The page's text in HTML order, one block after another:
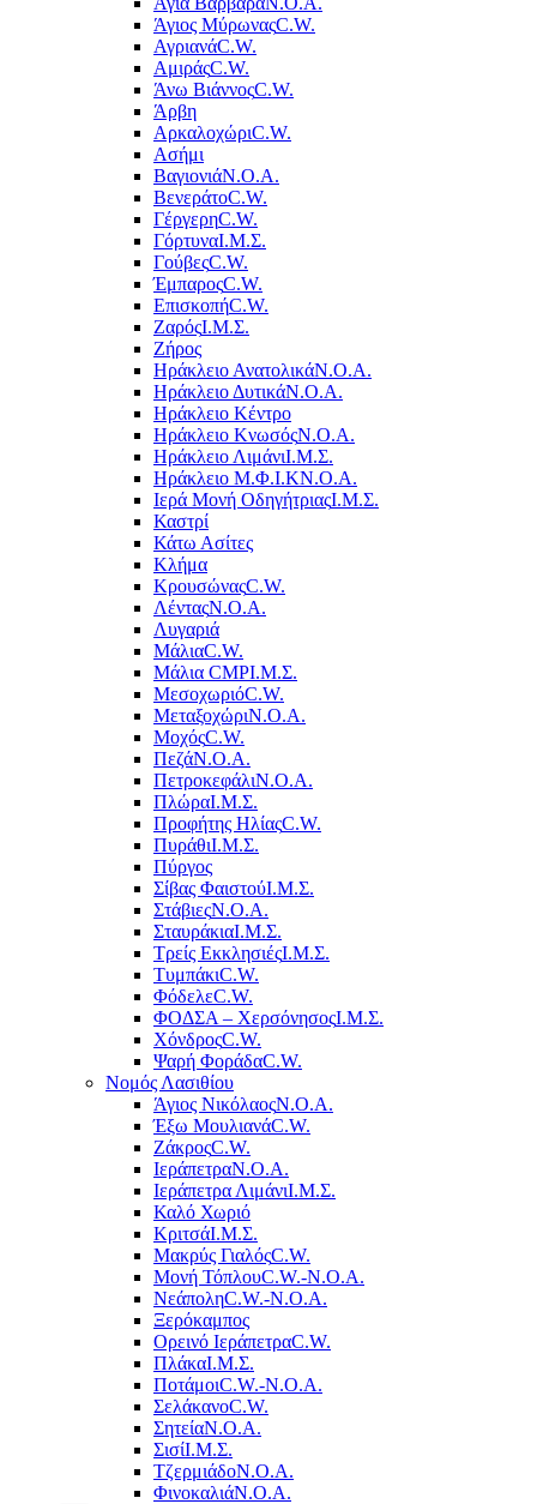
Άγιος ΜύρωναςC.W.
ΑγριανάC.W.
ΑμιράςC.W.
Άνω ΒιάννοςC.W.
Άρβη
ΑρκαλοχώριC.W.
Ασήμι
ΒαγιονιάΝ.Ο.Α.
ΒενεράτοC.W.
ΓέργερηC.W.
ΓόρτυναΙ.Μ.Σ.
ΓούβεςC.W.
ΈμπαροςC.W.
ΕπισκοπήC.W.
ΖαρόςΙ.Μ.Σ.
Ζήρος
Ηράκλειο ΑνατολικάΝ.Ο.Α.
Ηράκλειο ΔυτικάΝ.Ο.Α.
Ηράκλειο Κέντρο
Ηράκλειο ΚνωσόςΝ.Ο.Α.
Ηράκλειο ΛιμάνιΙ.Μ.Σ.
Ηράκλειο Μ.Φ.Ι.ΚΝ.Ο.Α.
Ιερά Μονή ΟδηγήτριαςΙ.Μ.Σ.
Καστρί
Κάτω Ασίτες
Κλήμα
ΚρουσώναςC.W.
ΛένταςΝ.Ο.Α.
Λυγαριά
ΜάλιαC.W.
Μάλια CMPΙ.Μ.Σ.
ΜεσοχωριόC.W.
ΜεταξοχώριΝ.Ο.Α.
ΜοχόςC.W.
ΠεζάΝ.Ο.Α.
ΠετροκεφάλιΝ.Ο.Α.
ΠλώραΙ.Μ.Σ.
Προφήτης ΗλίαςC.W.
ΠυράθιΙ.Μ.Σ.
Πύργος
Σίβας ΦαιστούΙ.Μ.Σ.
ΣτάβιεςΝ.Ο.Α.
ΣταυράκιαΙ.Μ.Σ.
Τρείς ΕκκλησιέςΙ.Μ.Σ.
ΤυμπάκιC.W.
ΦόδελεC.W.
ΦΟΔΣΑ – ΧερσόνησοςΙ.Μ.Σ.
ΧόνδροςC.W.
Ψαρή ΦοράδαC.W.
Νομός Λασιθίου
Άγιος ΝικόλαοςΝ.Ο.Α.
Έξω ΜουλιανάC.W.
ΖάκροςC.W.
ΙεράπετραΝ.Ο.Α.
Ιεράπετρα ΛιμάνιΙ.Μ.Σ.
Καλό Χωριό
ΚριτσάΙ.Μ.Σ.
Μακρύς ΓιαλόςC.W.
Μονή ΤόπλουC.W.-Ν.Ο.Α.
ΝεάποληC.W.-Ν.Ο.Α.
Ξερόκαμπος
Ορεινό ΙεράπετραC.W.
ΠλάκαΙ.Μ.Σ.
ΠοτάμοιC.W.-Ν.Ο.Α.
ΣελάκανοC.W.
ΣητείαΝ.Ο.Α.
ΣισίΙ.Μ.Σ.
ΤζερμιάδοΝ.Ο.Α.
ΦινοκαλιάΝ.Ο.Α.